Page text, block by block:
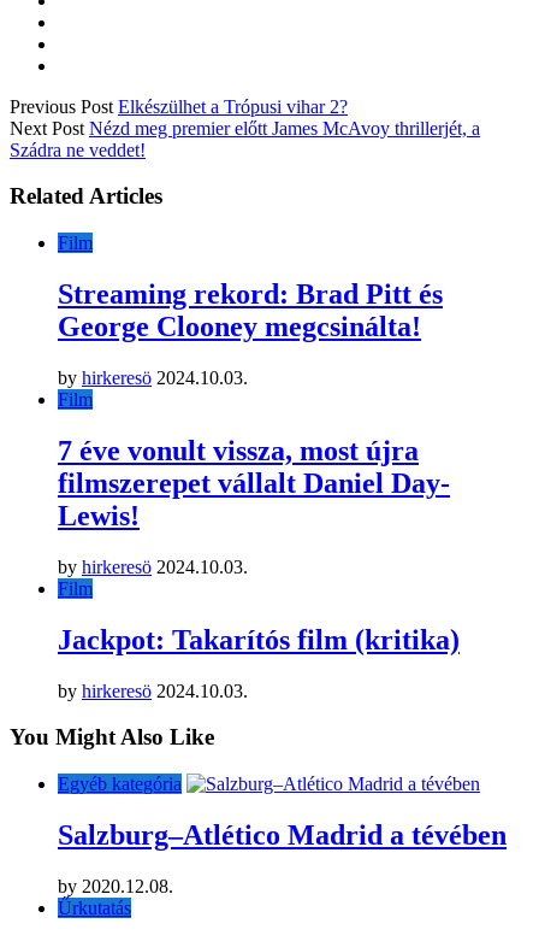
Previous Post Elkészülhet a Trópusi vihar 2?
Next Post Nézd meg premier előtt James McAvoy thrillerjét, a
Szádra ne veddet!
Related Articles
Film
Streaming rekord: Brad Pitt és
George Clooney megcsinálta!
by hirkeresö 2024.10.03.
Film
7 éve vonult vissza, most újra
filmszerepet vállalt Daniel Day-
Lewis!
by hirkeresö 2024.10.03.
Film
Jackpot: Takarítós film (kritika)
by hirkeresö 2024.10.03.
You Might Also Like
Egyéb kategória
Salzburg–Atlético Madrid a tévében
by 2020.12.08.
Űrkutatás